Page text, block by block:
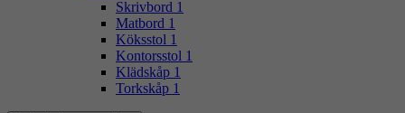
Skrivbord 1
Matbord 1
Köksstol 1
Kontorsstol 1
Klädskåp 1
Torkskåp 1